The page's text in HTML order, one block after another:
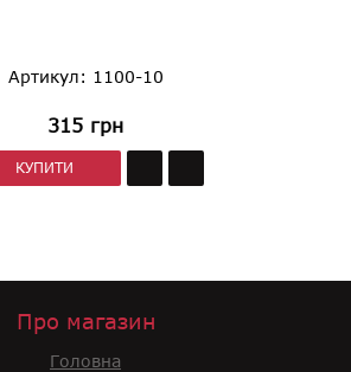
Артикул: 1100-10
315 грн
КУПИТИ
Про магазин
Головна